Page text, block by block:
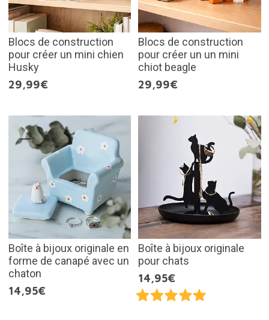
Blocs de construction
pour créer un mini chien
Husky
29,99€
Blocs de construction
pour créer un un mini
chiot beagle
29,99€
Boîte à bijoux originale en
forme de canapé avec un
chaton
14,95€
Boîte à bijoux originale
pour chats
14,95€